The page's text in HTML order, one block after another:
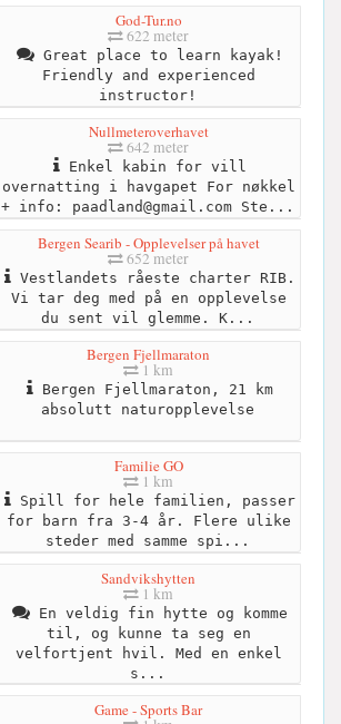
God-Tur.no
622 meter
Great place to learn kayak!
Friendly and experienced
instructor!
Nullmeteroverhavet
642 meter
Enkel kabin for vill
overnatting i havgapet For nøkkel
+ info: paadland@gmail.comSte...
Bergen Searib - Opplevelser på havet
652 meter
Vestlandets råeste charter RIB.
Vi tar deg med på en opplevelse
du sent vil glemme. K...
Bergen Fjellmaraton
1 km
Bergen Fjellmaraton, 21 km
absolutt naturopplevelse
Familie GO
1 km
Spill for hele familien, passer
for barn fra 3-4 år. Flere ulike
steder med samme spi...
Sandvikshytten
1 km
En veldig fin hytte og komme
til, og kunne ta seg en
velfortjent hvil. Med en enkel
s...
Game - Sports Bar